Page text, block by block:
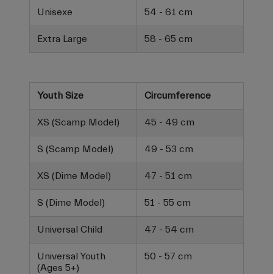
Unisexe 54 - 61 cm
Extra Large 58 - 65 cm
Youth Size Circumference
XS (Scamp Model) 45 - 49 cm
S (Scamp Model) 49 - 53 cm
XS (Dime Model) 47 - 51 cm
S (Dime Model) 51 - 55 cm
Universal Child 47 - 54 cm
Universal Youth
(Ages 5+)
50 - 57 cm